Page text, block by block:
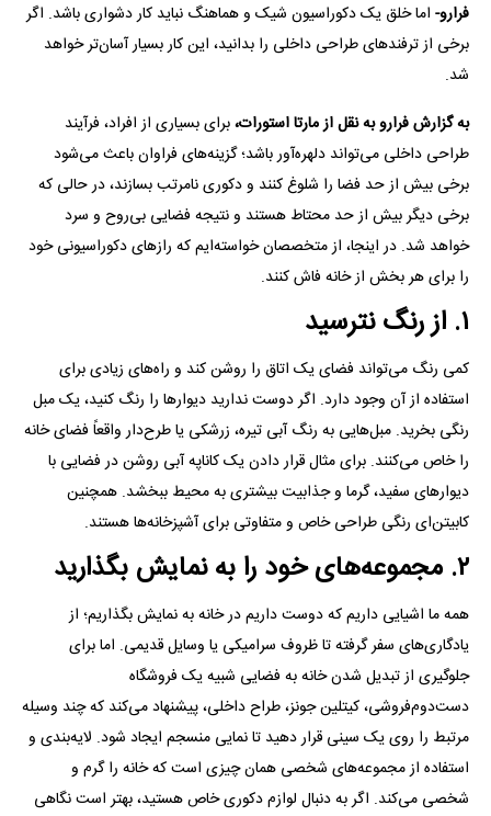
فرارو- اما خلق یک دکوراسیون شیک و هماهنگ نباید کار دشواری باشد. اگر
برخی از ترفند‌های طراحی داخلی را بدانید، این کار بسیار آسان‌تر خواهد
شد.
به گزارش فرارو به نقل از مارتا استورات،برای بسیاری از افراد، فرآیند
طراحی داخلی می‌تواند دلهره‌آور باشد؛ گزینه‌های فراوان باعث می‌شود
برخی بیش از حد فضا را شلوغ کنند و دکوری نامرتب بسازند، در حالی که
برخی دیگر بیش از حد محتاط هستند و نتیجه فضایی بی‌روح و سرد
خواهد شد. در اینجا، از متخصصان خواسته‌ایم که راز‌های دکوراسیونی خود
را برای هر بخش از خانه فاش کنند.
۱. از رنگ نترسید
کمی رنگ می‌تواند فضای یک اتاق را روشن کند و راه‌های زیادی برای
استفاده از آن وجود دارد. اگر دوست ندارید دیوار‌ها را رنگ کنید، یک مبل
رنگی بخرید. مبل‌هایی به رنگ آبی تیره، زرشکی یا طرح‌دار واقعاً فضای خانه
را خاص می‌کنند. برای مثال قرار دادن یک کاناپه آبی روشن در فضایی با
دیوار‌های سفید، گرما و جذابیت بیشتری به محیط ببخشد. همچنین
کابیتن‌ای رنگی طراحی خاص و متفاوتی برای آشپزخانه‌ها هستند.
۲. مجموعه‌های خود را به نمایش بگذارید
همه ما اشیایی داریم که دوست داریم در خانه به نمایش بگذاریم؛ از
یادگاری‌های سفر گرفته تا ظروف سرامیکی یا وسایل قدیمی. اما برای
جلوگیری از تبدیل شدن خانه به فضایی شبیه یک فروشگاه
دست‌دوم‌فروشی، کیتلین جونز، طراح داخلی، پیشنهاد می‌کند که چند وسیله
مرتبط را روی یک سینی قرار دهید تا نمایی منسجم ایجاد شود. لایه‌بندی و
استفاده از مجموعه‌های شخصی همان چیزی است که خانه را گرم و
شخصی می‌کند. اگر به دنبال لوازم دکوری خاص هستید، بهتر است نگاهی